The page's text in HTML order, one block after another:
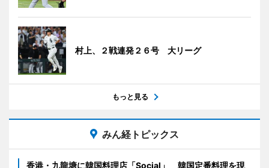
村上、２戦連発２６号 大リーグ
もっと見る
みん経トピックス
香港・九龍塘に韓国料理店「Social」 韓国定番料理を現